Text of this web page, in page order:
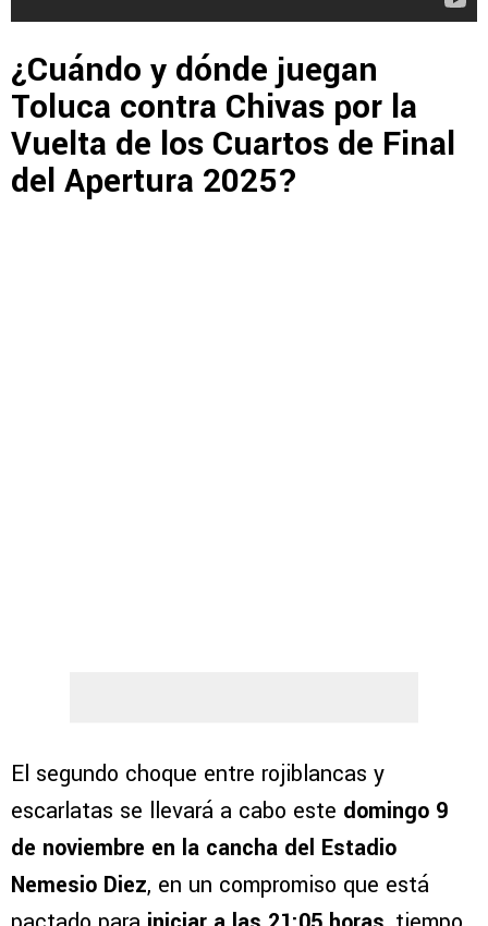
¿Cuándo y dónde juegan
Toluca contra Chivas por la
Vuelta de los Cuartos de Final
del Apertura 2025?
El segundo choque entre rojiblancas y
escarlatas se llevará a cabo este domingo 9
de noviembre en la cancha del Estadio
Nemesio Diez, en un compromiso que está